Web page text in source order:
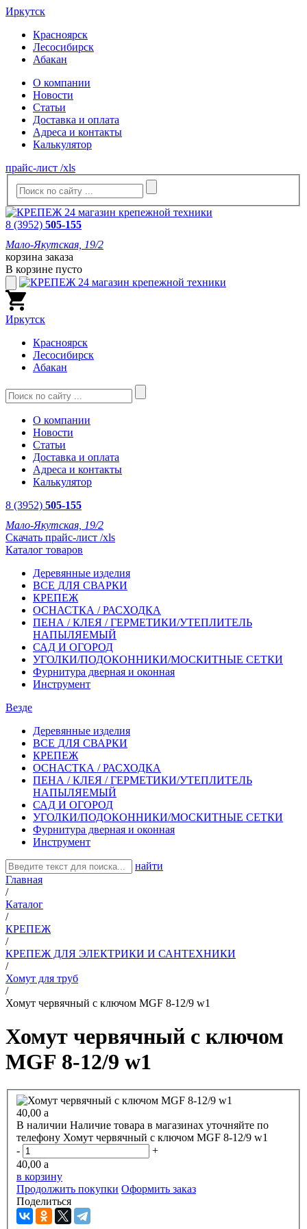
Иркутск
Красноярск
Лесосибирск
Абакан
О компании
Новости
Статьи
Доставка и оплата
Адреса и контакты
Калькулятор
прайс-лист /xls
8 (3952) 505-155
Мало-Якутская, 19/2
корзина заказа
В корзине пусто
Иркутск
Красноярск
Лесосибирск
Абакан
О компании
Новости
Статьи
Доставка и оплата
Адреса и контакты
Калькулятор
8 (3952) 505-155
Мало-Якутская, 19/2
Скачать прайс-лист /xls
Каталог товаров
Деревянные изделия
ВСЕ ДЛЯ СВАРКИ
КРЕПЕЖ
ОСНАСТКА / РАСХОДКА
ПЕНА / КЛЕЯ / ГЕРМЕТИКИ/УТЕПЛИТЕЛЬ
НАПЫЛЯЕМЫЙ
САД И ОГОРОД
УГОЛКИ/ПОДОКОННИКИ/МОСКИТНЫЕ СЕТКИ
Фурнитура дверная и оконная
Инструмент
Везде
Деревянные изделия
ВСЕ ДЛЯ СВАРКИ
КРЕПЕЖ
ОСНАСТКА / РАСХОДКА
ПЕНА / КЛЕЯ / ГЕРМЕТИКИ/УТЕПЛИТЕЛЬ
НАПЫЛЯЕМЫЙ
САД И ОГОРОД
УГОЛКИ/ПОДОКОННИКИ/МОСКИТНЫЕ СЕТКИ
Фурнитура дверная и оконная
Инструмент
найти
Главная
/
Каталог
/
КРЕПЕЖ
/
КРЕПЕЖ ДЛЯ ЭЛЕКТРИКИ И САНТЕХНИКИ
/
Хомут для труб
/
Хомут червячный с ключом MGF 8-12/9 w1
Хомут червячный с ключом
MGF 8-12/9 w1
40,00 a
В наличии Наличие товара в магазинах уточняйте по
телефону Хомут червячный с ключом MGF 8-12/9 w1
-
+
40,00 a
в корзину
Продолжить покупки Оформить заказ
Поделиться